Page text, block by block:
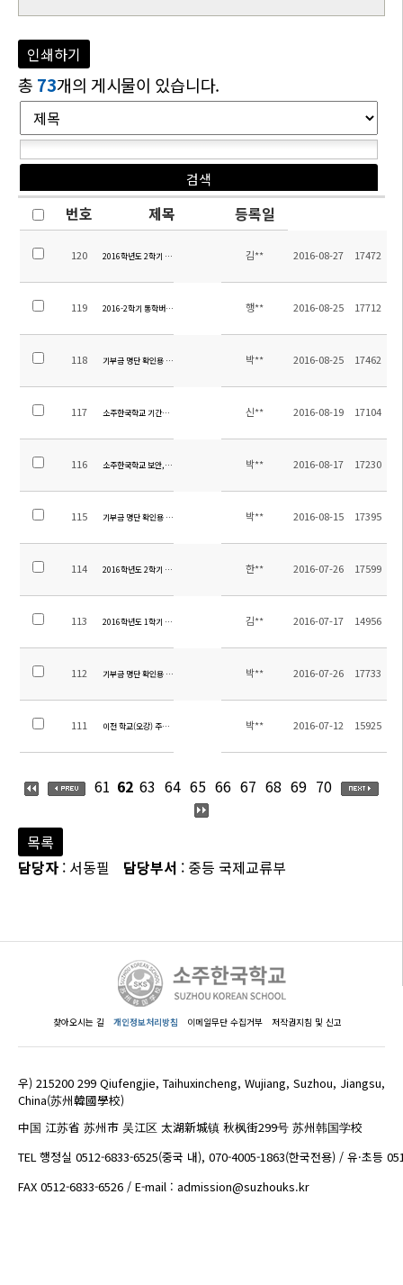
인쇄하기
총 73개의 게시물이 있습니다.
번호 제목 등록일
120 2016학년도 2학기 시정안내 및 중등 시간표 안내 가정통신문
김** 2016-08-27 17472
119 2016-2학기 통학버스노선 초안 공지 행** 2016-08-25 17712
118 기부금 명단 확인용 공지(2011년 ~ 2016년 8월 24일까지)
박** 2016-08-25 17462
117 소주한국학교 기간제 교사(중국어) 채용 공고 신** 2016-08-19 17104
116 소주한국학교 보안,경비업체 (최저가)입찰 공고<保安公司>
박** 2016-08-17 17230
115 기부금 명단 확인용 공지 (2016.08.15 까지) 박** 2016-08-15 17395
114 2016학년도 2학기 중고등부 교과서 목록 안내한** 2016-07-26 17599
113 2016학년도 1학기 학교 만족도 조사 결과 김** 2016-07-17 14956
112 기부금 명단 확인용 공지(2011년~2016년 7월 26일까지)
박** 2016-07-26 17733
111 이전 학교(오강) 주소 안내 박** 2016-07-12 15925
61 62 63 64 65 66 67 68 69 70
목록
담당자 : 서동필 담당부서 : 중등 국제교류부
찾아오시는 길 개인정보처리방침 이메일무단 수집거부 저작권지침 및 신고
우) 215200 299 Qiufengjie, Taihuxincheng, Wujiang, Suzhou, Jiangsu,
China(苏州韓國學校)
中国 江苏省 苏州市 吴江区 太湖新城镇 秋枫街299号 苏州韩国学校
TEL 행정실 0512-6833-6525(중국 내), 070-4005-1863(한국전용) / 유·초등
FAX 0512-6833-6526 / E-mail : admission@suzhouks.kr